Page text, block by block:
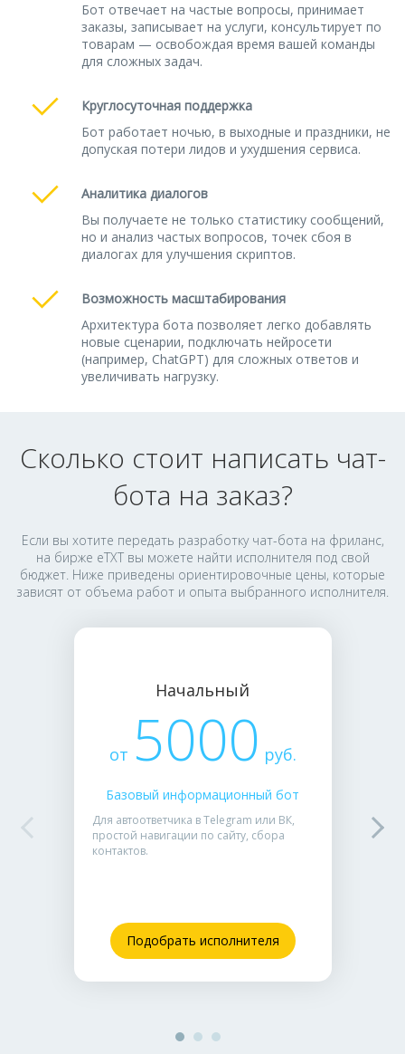
Бот отвечает на частые вопросы, принимает
заказы, записывает на услуги, консультирует по
товарам — освобождая время вашей команды
для сложных задач.
Круглосуточная поддержка
Бот работает ночью, в выходные и праздники, не
допуская потери лидов и ухудшения сервиса.
Аналитика диалогов
Вы получаете не только статистику сообщений,
но и анализ частых вопросов, точек сбоя в
диалогах для улучшения скриптов.
Возможность масштабирования
Архитектура бота позволяет легко добавлять
новые сценарии, подключать нейросети
(например, ChatGPT) для сложных ответов и
увеличивать нагрузку.
Сколько стоит написать чат-
бота на заказ?
Если вы хотите передать разработку чат-бота на фриланс,
на бирже eTXT вы можете найти исполнителя под свой
бюджет. Ниже приведены ориентировочные цены, которые
зависят от объема работ и опыта выбранного исполнителя.
Начальный
от 5000 руб.
Базовый информационный бот
Для автоответчика в Telegram или ВК,
простой навигации по сайту, сбора
контактов.
Подобрать исполнителя